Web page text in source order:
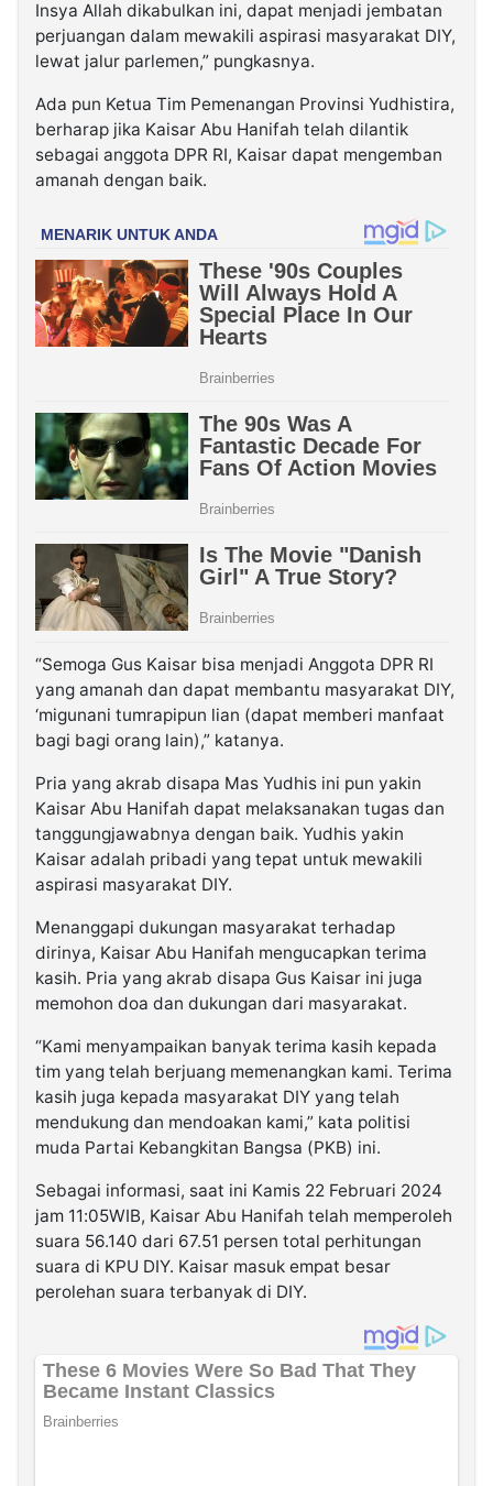
Insya Allah dikabulkan ini, dapat menjadi jembatan
perjuangan dalam mewakili aspirasi masyarakat DIY,
lewat jalur parlemen,” pungkasnya.
Ada pun Ketua Tim Pemenangan Provinsi Yudhistira,
berharap jika Kaisar Abu Hanifah telah dilantik
sebagai anggota DPR RI, Kaisar dapat mengemban
amanah dengan baik.
“Semoga Gus Kaisar bisa menjadi Anggota DPR RI
yang amanah dan dapat membantu masyarakat DIY,
‘migunani tumrapipun lian (dapat memberi manfaat
bagi bagi orang lain),” katanya.
Pria yang akrab disapa Mas Yudhis ini pun yakin
Kaisar Abu Hanifah dapat melaksanakan tugas dan
tanggungjawabnya dengan baik. Yudhis yakin
Kaisar adalah pribadi yang tepat untuk mewakili
aspirasi masyarakat DIY.
Menanggapi dukungan masyarakat terhadap
dirinya, Kaisar Abu Hanifah mengucapkan terima
kasih. Pria yang akrab disapa Gus Kaisar ini juga
memohon doa dan dukungan dari masyarakat.
“Kami menyampaikan banyak terima kasih kepada
tim yang telah berjuang memenangkan kami. Terima
kasih juga kepada masyarakat DIY yang telah
mendukung dan mendoakan kami,” kata politisi
muda Partai Kebangkitan Bangsa (PKB) ini.
Sebagai informasi, saat ini Kamis 22 Februari 2024
jam 11:05WIB, Kaisar Abu Hanifah telah memperoleh
suara 56.140 dari 67.51 persen total perhitungan
suara di KPU DIY. Kaisar masuk empat besar
perolehan suara terbanyak di DIY.